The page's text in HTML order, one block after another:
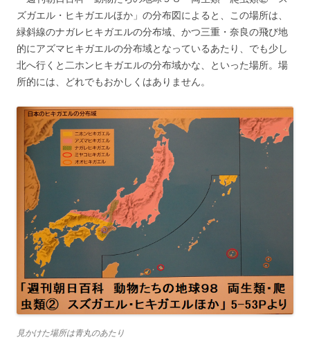
ズガエル・ヒキガエルほか」の分布図によると、この場所は、
緑斜線のナガレヒキガエルの分布域、かつ三重・奈良の飛び地
的にアズマヒキガエルの分布域となっているあたり、でも少し
北へ行くと二ホンヒキガエルの分布域かな、といった場所。場
所的には、どれでもおかしくはありません。
見かけた場所は青丸のあたり